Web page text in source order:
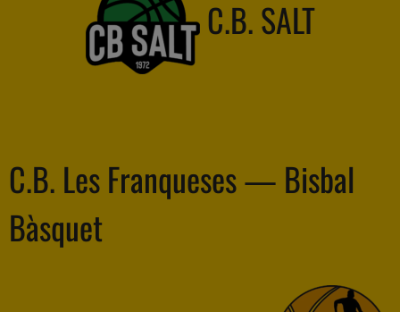
C.B. SALT
C.B. Les Franqueses — Bisbal
Bàsquet